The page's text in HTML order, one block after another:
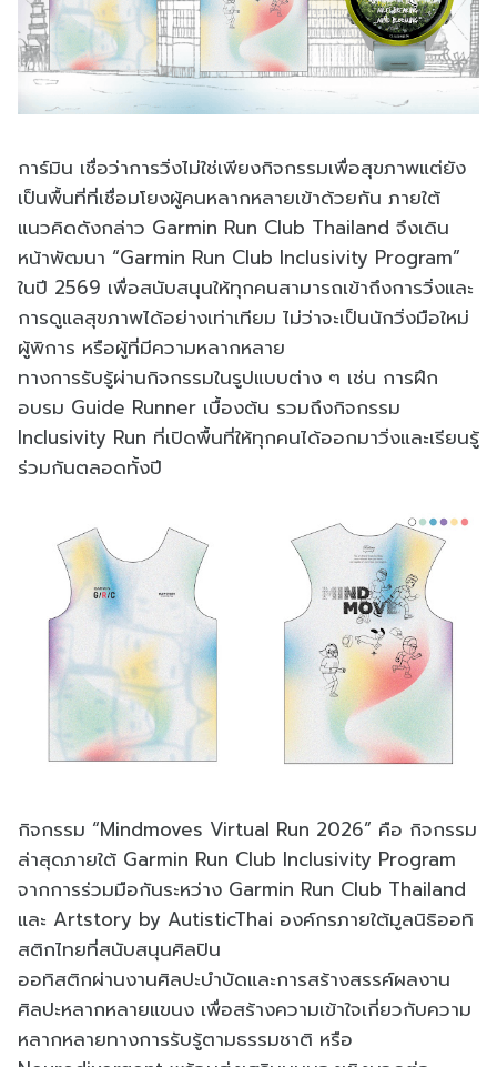
การ์มิน เชื่อว่าการวิ่งไม่ใช่เพียงกิจกรรมเพื่อสุขภาพแต่ยัง
เป็นพื้นที่ที่เชื่อมโยงผู้คนหลากหลายเข้าด้วยกัน ภายใต้
แนวคิดดังกล่าว Garmin Run Club Thailand จึงเดิน
หน้าพัฒนา “Garmin Run Club Inclusivity Program”
ในปี 2569 เพื่อสนับสนุนให้ทุกคนสามารถเข้าถึงการวิ่งและ
การดูแลสุขภาพได้อย่างเท่าเทียม ไม่ว่าจะเป็นนักวิ่งมือใหม่
ผู้พิการ หรือผู้ที่มีความหลากหลาย
ทางการรับรู้ผ่านกิจกรรมในรูปแบบต่าง ๆ เช่น การฝึก
อบรม Guide Runner เบื้องต้น รวมถึงกิจกรรม
Inclusivity Run ที่เปิดพื้นที่ให้ทุกคนได้ออกมาวิ่งและเรียนรู้
ร่วมกันตลอดทั้งปี
กิจกรรม “Mindmoves Virtual Run 2026” คือ กิจกรรม
ล่าสุดภายใต้ Garmin Run Club Inclusivity Program
จากการร่วมมือกันระหว่าง Garmin Run Club Thailand
และ Artstory by AutisticThai องค์กรภายใต้มูลนิธิออทิ
สติกไทยที่สนับสนุนศิลปิน
ออทิสติกผ่านงานศิลปะบำบัดและการสร้างสรรค์ผลงาน
ศิลปะหลากหลายแขนง เพื่อสร้างความเข้าใจเกี่ยวกับความ
หลากหลายทางการรับรู้ตามธรรมชาติ หรือ